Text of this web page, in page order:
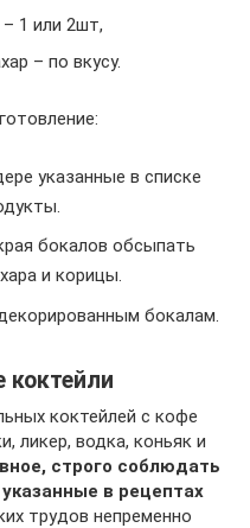
1 или 2шт,
– по вкусу.
указанные в списке
бокалов обсыпать
и корицы.
бокалам.
коктейли
коктейлей с кофе
ликер, водка, коньяк и
строго соблюдать
в рецептах
трудов непременно